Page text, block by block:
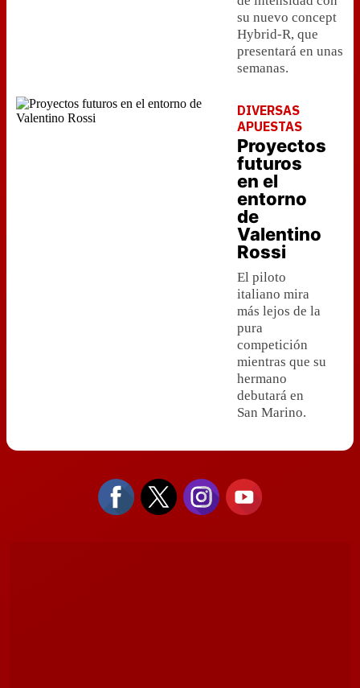
su nuevo concept
Hybrid-R, que
presentará en unas
semanas.
DIVERSAS
APUESTAS
Proyectos
futuros
en el
entorno
de
Valentino
Rossi
El piloto
italiano mira
más lejos de la
pura
competición
mientras que su
hermano
debutará en
San Marino.